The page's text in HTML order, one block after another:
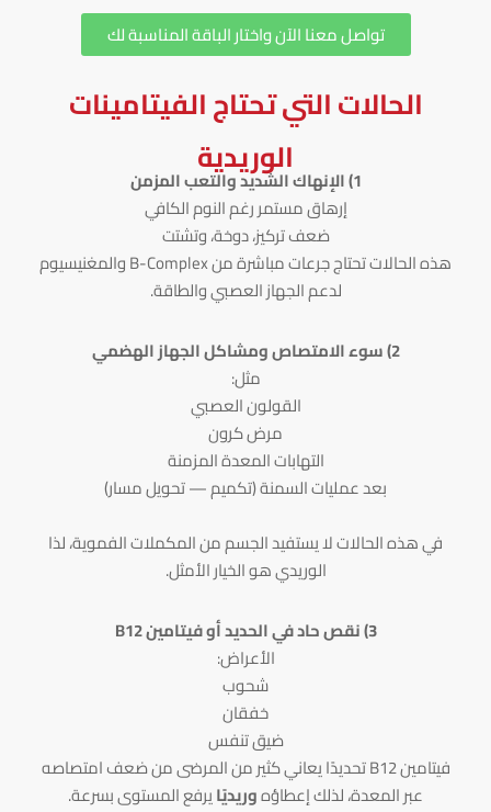
تواصل معنا الآن واختار الباقة المناسبة لك
الحالات التي تحتاج الفيتامينات
الوريدية
1) الإنهاك الشديد والتعب المزمن
إرهاق مستمر رغم النوم الكافي
ضعف تركيز، دوخة، وتشتت
هذه الحالات تحتاج جرعات مباشرة من B-Complex والمغنيسيوم
لدعم الجهاز العصبي والطاقة.
2) سوء الامتصاص ومشاكل الجهاز الهضمي
مثل:
القولون العصبي
مرض كرون
التهابات المعدة المزمنة
بعد عمليات السمنة (تكميم — تحويل مسار)
في هذه الحالات لا يستفيد الجسم من المكملات الفموية، لذا
الوريدي هو الخيار الأمثل.
3) نقص حاد في الحديد أو فيتامين B12
الأعراض:
شحوب
خفقان
ضيق تنفس
فيتامين B12 تحديدًا يعاني كثير من المرضى من ضعف امتصاصه
عبر المعدة، لذلك إعطاؤهوريديًايرفع المستوى بسرعة.